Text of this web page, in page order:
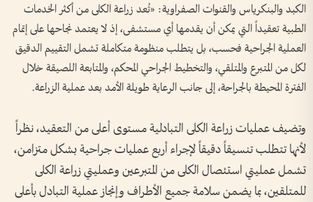
الكبد والبنكرياس والقنوات الصفراوية: «تُعد زراعة الكلى من أكثر الخدمات
الطبية تعقيداً التي يمكن أن يقدمها أي مستشفى، إذ لا يعتمد نجاحها على إتمام
العملية الجراحية فحسب، بل يتطلب منظومة متكاملة تشمل التقييم الدقيق
لكل من المتبرع والمتلقي، والتخطيط الجراحي المحكم، والمتابعة اللصيقة خلال
الفترة المحيطة بالجراحة، إلى جانب الرعاية طويلة الأمد بعد عملية الزراعة.
وتضيف عمليات زراعة الكلى التبادلية مستوى أعلى من التعقيد، نظراً
لأنها تتطلب تنسيقاً دقيقاً لإجراء أربع عمليات جراحية بشكل متزامن،
تشمل عمليتي استئصال الكلى من المتبرعين وعمليتي زراعة الكلى
للمتلقين، بما يضمن سلامة جميع الأطراف وإنجاز عملية التبادل بأعلى